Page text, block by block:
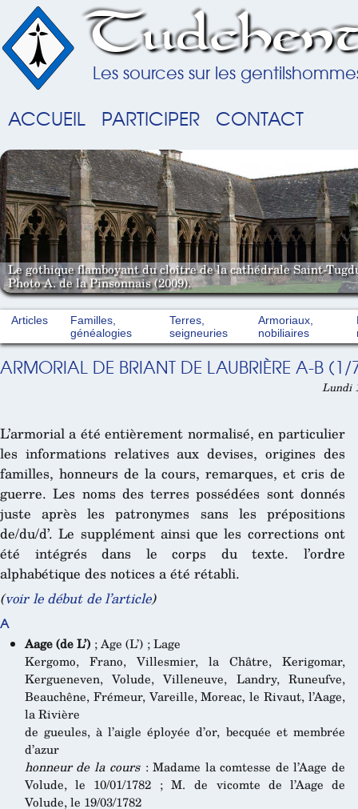
Les sources sur les
ACCUEIL PARTICIPER CONTACT
Le gothique flamboyant du cloître de la cathédrale Saint-
Photo A. de la Pinsonnais (2009).
Articles
Familles,
généalogies
Terres,
seigneuries
Armoriaux,
nobiliaires
ARMORIAL DE BRIANT DE LAUBRIÈRE A-B (1/
Lundi
L’armorial a été entièrement normalisé, en particulier
les informations relatives aux devises, origines des
familles, honneurs de la cours, remarques, et cris de
guerre. Les noms des terres possédées sont donnés
juste après les patronymes sans les prépositions
de/du/d’. Le supplément ainsi que les corrections ont
été intégrés dans le corps du texte. l’ordre
alphabétique des notices a été rétabli.
(voir le début de l’article)
A
Aage (de L’); Age (L’) ; Lage
Kergomo, Frano, Villesmier, la Châtre, Kerigomar,
Kergueneven, Volude, Villeneuve, Landry, Runeufve,
Beauchêne, Frémeur, Vareille, Moreac, le Rivaut, l’Aage,
la Rivière
de gueules, à l’aigle éployée d’or, becquée et membrée
d’azur
honneur de la cours: Madame la comtesse de l’Aage de
Volude, le 10/01/1782 ; M. de vicomte de l’Aage de
Volude, le 19/03/1782